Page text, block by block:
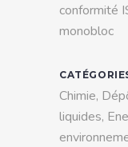
conformité
monobloc
Chimie,
liquides,